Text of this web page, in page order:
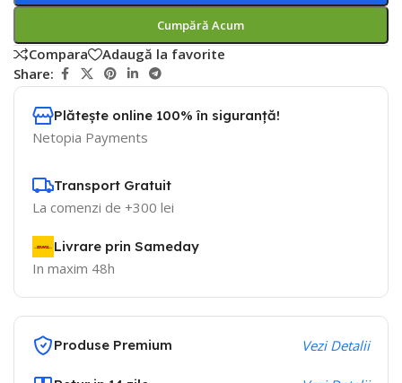
Cumpără Acum
Compara
Adaugă la favorite
Share:
Plătește online 100% în siguranță!
Netopia Payments
Transport Gratuit
La comenzi de +300 lei
Livrare prin Sameday
In maxim 48h
Produse Premium Vezi Detalii